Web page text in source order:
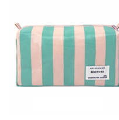
ーガンディー、オフホワイト